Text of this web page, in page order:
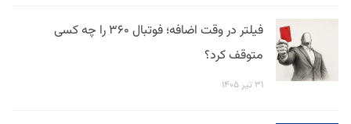
فیلتر در وقت اضافه؛ فوتبال ۳۶۰ را چه کسی
متوقف کرد؟
۳۱ تیر ۱۴۰۵